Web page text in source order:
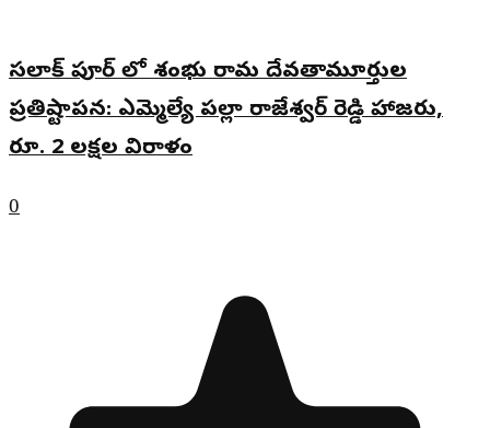
సలాక్ పూర్ లో శంభు రామ దేవతామూర్తుల
ప్రతిష్టాపన: ఎమ్మెల్యే పల్లా రాజేశ్వర్ రెడ్డి హాజరు,
రూ. 2 లక్షల విరాళం
0